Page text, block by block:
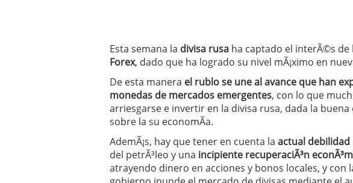
Esta semana la divisa rusa ha captado el interÃ©s de
Forex, dado que ha logrado su nivel mÃ¡ximo en
De esta manera el rublo se une al avance que han
monedas de mercados emergentes, con lo que
arriesgarse e invertir en la divisa rusa, dada la
sobre la su economÃ­a.
AdemÃ¡s, hay que tener en cuenta la actual debilidad
del petrÃ³leo y una incipiente recuperaciÃ³n
atrayendo dinero en acciones y bonos locales, y con